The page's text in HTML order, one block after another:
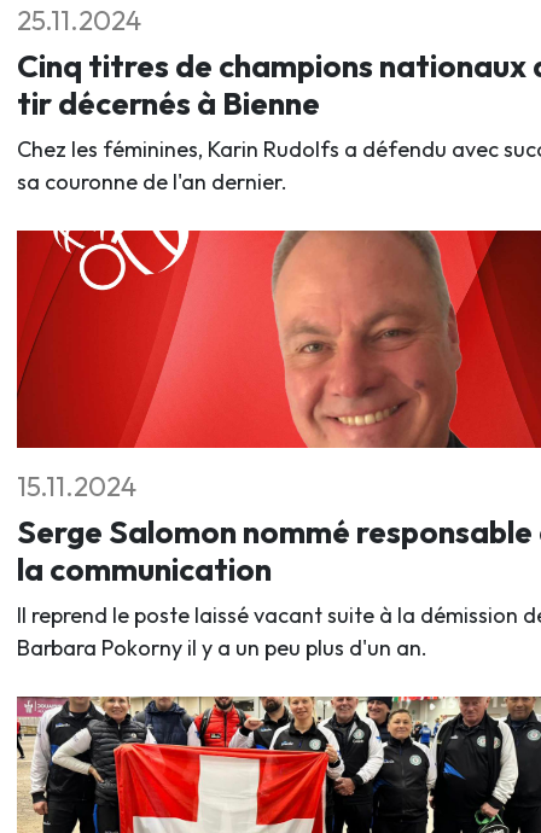
25.11.2024
Cinq titres de champions nationaux
tir décernés à Bienne
Chez les féminines, Karin Rudolfs a défendu avec
sa couronne de l'an dernier.
15.11.2024
Serge Salomon nommé responsable
la communication
Il reprend le poste laissé vacant suite à la démission
Barbara Pokorny il y a un peu plus d'un an.